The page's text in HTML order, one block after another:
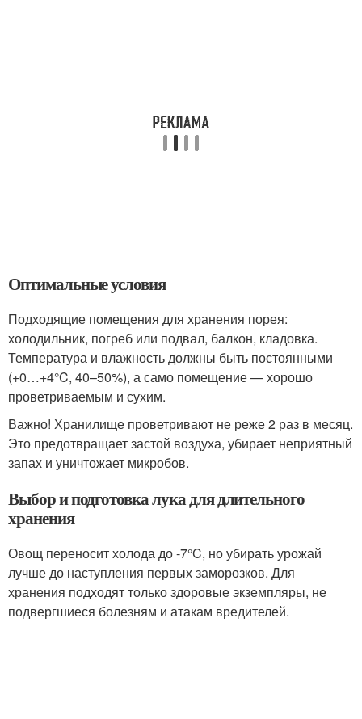
Оптимальные условия
Подходящие помещения для хранения порея:
холодильник, погреб или подвал, балкон, кладовка.
Температура и влажность должны быть постоянными
(+0…+4°C, 40–50%), а само помещение — хорошо
проветриваемым и сухим.
Важно! Хранилище проветривают не реже 2 раз в месяц.
Это предотвращает застой воздуха, убирает неприятный
запах и уничтожает микробов.
Выбор и подготовка лука для длительного
хранения
Овощ переносит холода до -7°C, но убирать урожай
лучше до наступления первых заморозков. Для
хранения подходят только здоровые экземпляры, не
подвергшиеся болезням и атакам вредителей.